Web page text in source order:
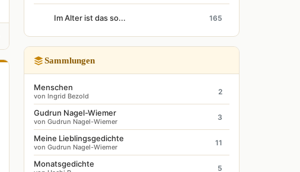
Im Alter ist das so... 165
Sammlungen
Menschen
von Ingrid Bezold
2
Gudrun Nagel-Wiemer
von Gudrun Nagel-Wiemer
3
Meine Lieblingsgedichte
von Gudrun Nagel-Wiemer
11
Monatsgedichte 5